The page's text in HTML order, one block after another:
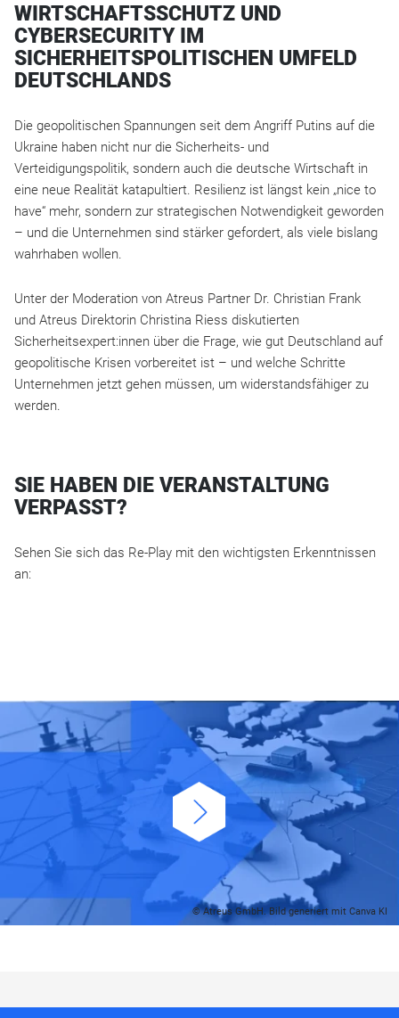
WIRTSCHAFTSSCHUTZ UND
CYBERSECURITY IM
SICHERHEITSPOLITISCHEN UMFELD
DEUTSCHLANDS
Die geopolitischen Spannungen seit dem Angriff Putins auf die
Ukraine haben nicht nur die Sicherheits- und
Verteidigungspolitik, sondern auch die deutsche Wirtschaft in
eine neue Realität katapultiert. Resilienz ist längst kein „nice to
have“ mehr, sondern zur strategischen Notwendigkeit geworden
– und die Unternehmen sind stärker gefordert, als viele bislang
wahrhaben wollen.
Unter der Moderation von Atreus Partner Dr. Christian Frank
und Atreus Direktorin Christina Riess diskutierten
Sicherheitsexpert:innen über die Frage, wie gut Deutschland auf
geopolitische Krisen vorbereitet ist – und welche Schritte
Unternehmen jetzt gehen müssen, um widerstandsfähiger zu
werden.
SIE HABEN DIE VERANSTALTUNG
VERPASST?
Sehen Sie sich das Re-Play mit den wichtigsten Erkenntnissen
an:
© Atreus GmbH. Bild generiert mit Canva KI